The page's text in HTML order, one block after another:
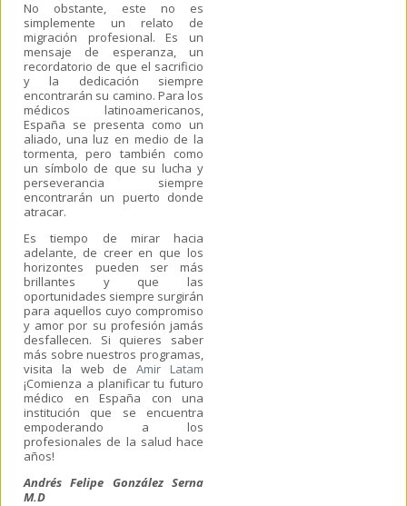
No obstante, este no es
simplemente un relato de
migración profesional. Es un
mensaje de esperanza, un
recordatorio de que el sacrificio
y la dedicación siempre
encontrarán su camino. Para los
médicos latinoamericanos,
España se presenta como un
aliado, una luz en medio de la
tormenta, pero también como
un símbolo de que su lucha y
perseverancia siempre
encontrarán un puerto donde
atracar.
Es tiempo de mirar hacia
adelante, de creer en que los
horizontes pueden ser más
brillantes y que las
oportunidades siempre surgirán
para aquellos cuyo compromiso
y amor por su profesión jamás
desfallecen. Si quieres saber
más sobre nuestros programas,
visita la web deAmir Latam
¡Comienza a planificar tu futuro
médico en España con una
institución que se encuentra
empoderando a los
profesionales de la salud hace
años!
Andrés Felipe González Serna
M.D